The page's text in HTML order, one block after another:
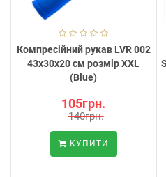
Компресійний рукав LVR 002
43x30x20 см розмір XXL
(Blue)
105грн.
140грн.
КУПИТИ